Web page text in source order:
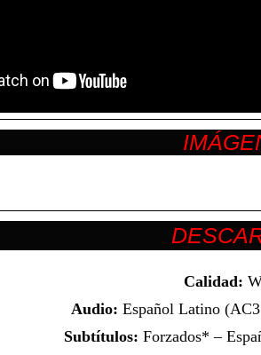
Calidad:
Audio: Español Latino
Subtítulos: Forzados* –